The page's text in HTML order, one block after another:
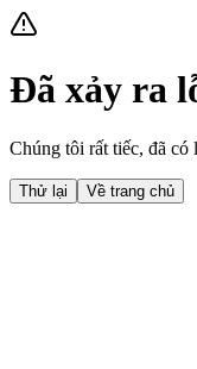
Đã xảy ra
Chúng tôi rất tiếc, đã
Thử lại Về trang chủ